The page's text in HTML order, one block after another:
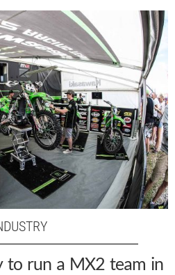
to run a MX2 team in